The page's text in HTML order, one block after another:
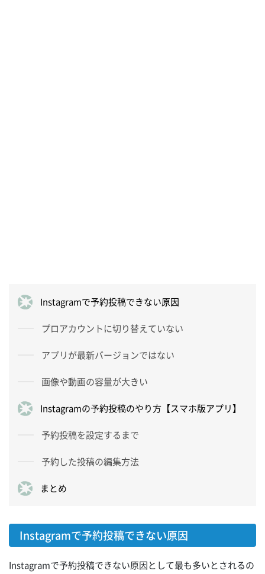
Instagramで予約投稿できない原因
プロアカウントに切り替えていない
アプリが最新バージョンではない
画像や動画の容量が大きい
Instagramの予約投稿のやり方【スマホ版アプリ】
予約投稿を設定するまで
予約した投稿の編集方法
まとめ
Instagramで予約投稿できない原因
Instagramで予約投稿できない原因として最も多いとされるの